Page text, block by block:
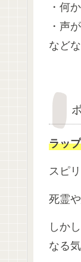
・何
・声
など
ラッ
スピ
死霊
しか
なる